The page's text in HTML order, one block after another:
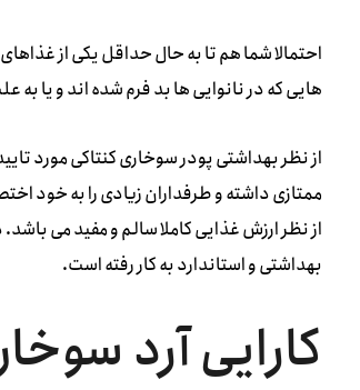
احتمالا شما هم تا به حال حداقل یکی از
هایی که در نانوایی ها بد فرم شده اند و یا
از نظر بهداشتی پودر سوخاری کنتاکی مورد
ممتازی داشته و طرفداران زیادی را به خود
از نظر ارزش غذایی کاملا سالم و مفید می
بهداشتی و استاندارد به کار رفته است.
کارایی آرد